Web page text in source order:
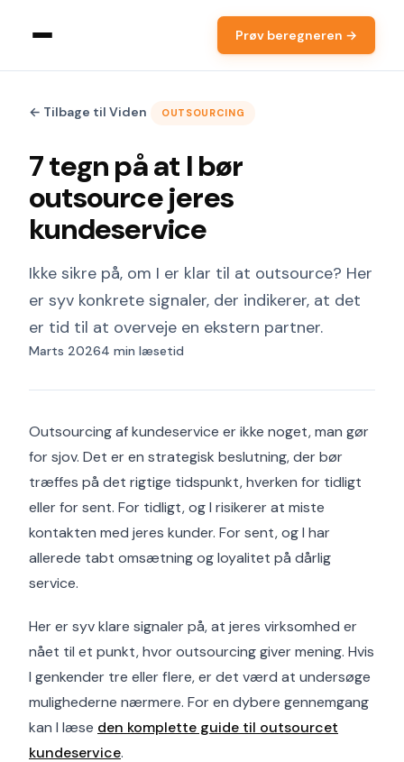
Prøv beregneren →
← Tilbage til Viden OUTSOURCING
7 tegn på at I bør
outsource jeres
kundeservice
Ikke sikre på, om I er klar til at outsource? Her
er syv konkrete signaler, der indikerer, at det
er tid til at overveje en ekstern partner.
Marts 20264 min læsetid
Outsourcing af kundeservice er ikke noget, man gør
for sjov. Det er en strategisk beslutning, der bør
træffes på det rigtige tidspunkt, hverken for tidligt
eller for sent. For tidligt, og I risikerer at miste
kontakten med jeres kunder. For sent, og I har
allerede tabt omsætning og loyalitet på dårlig
service.
Her er syv klare signaler på, at jeres virksomhed er
nået til et punkt, hvor outsourcing giver mening. Hvis
I genkender tre eller flere, er det værd at undersøge
mulighederne nærmere. For en dybere gennemgang
kan I læse den komplette guide til outsourcet
kundeservice.